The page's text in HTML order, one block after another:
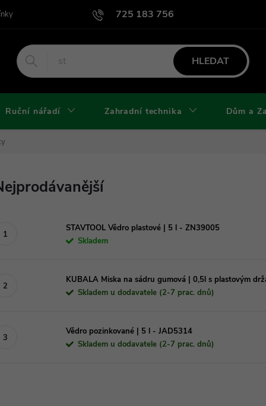
725 183 756
Podmínky užití webu Podmínky ochrany osobních údajů a
HLEDAT
Ruční nářadí Zahradní technika Dům a
STAVTOOL Vědro plastové | 5 l - ZN39005
Skladem
KUBALA Miska na sádru gumová | 0,5l s plastovým
Skladem u dodavatele (2-7 prac. dnů)
Vědro pozinkované | 5 l - JAD5314
Skladem u dodavatele (2-7 prac. dnů)